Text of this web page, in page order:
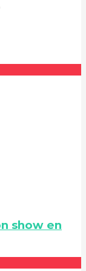
show en